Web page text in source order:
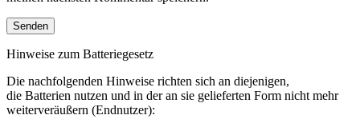
Hinweise zum Batteriegesetz
Die nachfolgenden Hinweise richten sich an diejenigen,
die Batterien nutzen und in der an sie gelieferten Form nicht mehr
weiterveräußern (Endnutzer):